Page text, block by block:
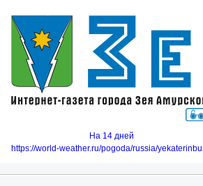
На 14 дней
https://world-weather.ru/pogoda/russia/